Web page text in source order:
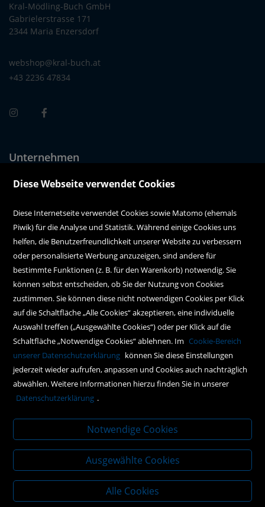
Kral-Mödling-Buch GmbH
Gabrielerstrasse 171
2344 Maria Enzersdorf
webshop@kral-buch.at
+43 2236 47834
Unternehmen
Über uns
Kundenservice
Hilfe
Kontakt
Social Media
Policy
AGBs
Impressum
Datenschutz
Diese Webseite verwendet Cookies
Diese Internetseite verwendet Cookies sowie Matomo (ehemals
Piwik) für die Analyse und Statistik. Während einige Cookies uns
helfen, die Benutzerfreundlichkeit unserer Website zu verbessern
oder personalisierte Werbung anzuzeigen, sind andere für
bestimmte Funktionen (z. B. für den Warenkorb) notwendig. Sie
können selbst entscheiden, ob Sie der Nutzung von Cookies
zustimmen. Sie können diese nicht notwendigen Cookies per Klick
auf die Schaltfläche „Alle Cookies“ akzeptieren, eine individuelle
Auswahl treffen („Ausgewählte Cookies“) oder per Klick auf die
Schaltfläche „Notwendige Cookies“ ablehnen. Im Cookie-Bereich
unserer Datenschutzerklärung können Sie diese Einstellungen
jederzeit wieder aufrufen, anpassen und Cookies auch nachträglich
abwählen. Weitere Informationen hierzu finden Sie in unserer
Datenschutzerklärung .
Notwendige Cookies
Ausgewählte Cookies
Alle Cookies